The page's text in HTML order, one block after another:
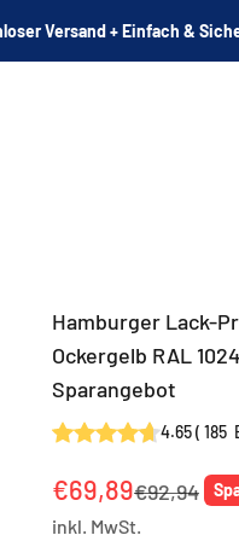
Versand + Einfach &
Lack-Profi
Hamburger Lack-
Ockergelb RAL
Sparangebot
4.65( 185
Angebot
€69,89Regulärer
€92,94
inkl. MwSt.